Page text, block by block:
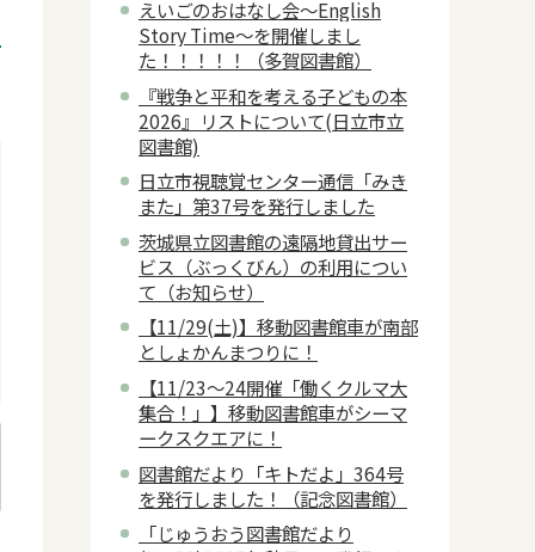
えいごのおはなし会～English
Story Time～を開催しまし
た！！！！！（多賀図書館）
『戦争と平和を考える子どもの本
2026』リストについて(日立市立
図書館)
日立市視聴覚センター通信「みき
また」第37号を発行しました
茨城県立図書館の遠隔地貸出サー
ビス（ぶっくびん）の利用につい
て（お知らせ）
【11/29(土)】移動図書館車が南部
としょかんまつりに！
【11/23～24開催「働くクルマ大
集合！」】移動図書館車がシーマ
ークスクエアに！
図書館だより「キトだよ」364号
を発行しました！（記念図書館）
「じゅうおう図書館だより